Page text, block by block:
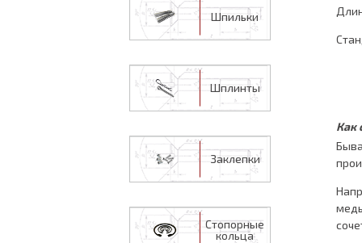
Шпильки
Шплинты
Заклепки
Стопорные
кольца
Как